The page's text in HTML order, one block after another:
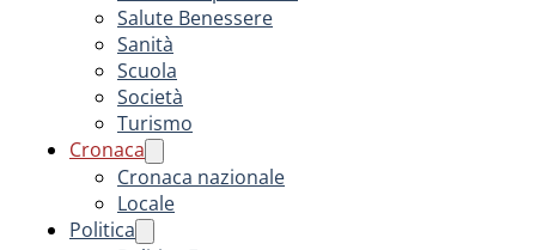
Salute Benessere
Sanità
Scuola
Società
Turismo
Cronaca
Cronaca nazionale
Locale
Politica